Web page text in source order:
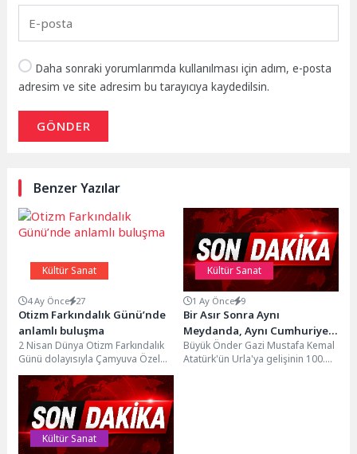
Daha sonraki yorumlarımda kullanılması için adım, e-posta
adresim ve site adresim bu tarayıcıya kaydedilsin.
GÖNDER
Benzer Yazılar
Kültür Sanat
4 Ay Önce 27
Otizm Farkındalık Günü’nde
anlamlı buluşma
2 Nisan Dünya Otizm Farkındalık
Günü dolayısıyla Çamyuva Özel
Eğitim Uygulama Okulu’nda
anlamlı bir etkinlik...
Kültür Sanat
1 Ay Önce 9
Bir Asır Sonra Aynı
Meydanda, Aynı Cumhuriyet
Sevdasıyla
Büyük Önder Gazi Mustafa Kemal
Atatürk'ün Urla'ya gelişinin 100.
Kültür Sanat